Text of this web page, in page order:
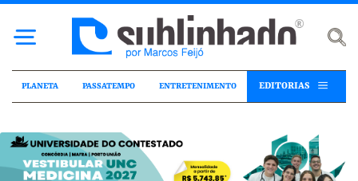
PLANETA PASSATEMPO ENTRETENIMENTO EDITORIAS